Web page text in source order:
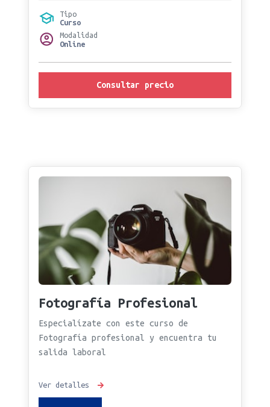
Tipo
Curso
Modalidad
Online
Consultar precio
Fotografía Profesional
Especialízate con este curso de
Fotografía profesional y encuentra tu
salida laboral
Ver detalles